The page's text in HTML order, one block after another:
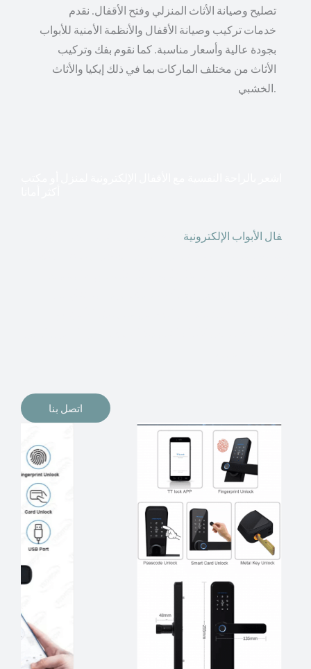
تصليح وصيانة الأثاث المنزلي وفتح الأقفال. نقدم
خدمات تركيب وصيانة الأقفال والأنظمة الأمنية للأبواب
بجودة عالية وأسعار مناسبة. كما نقوم بفك وتركيب
الأثاث من مختلف الماركات بما في ذلك إيكيا والأثاث
الخشبي.
فال الأبواب الإلكترونية
اتصل بنا